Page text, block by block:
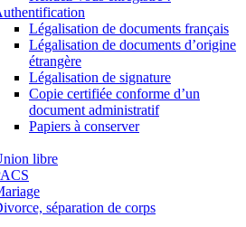
Légalisation de documents français
Légalisation de documents d’origine
étrangère
Légalisation de signature
Copie certifiée conforme d’un
document administratif
Papiers à conserver
libre
séparation de corps